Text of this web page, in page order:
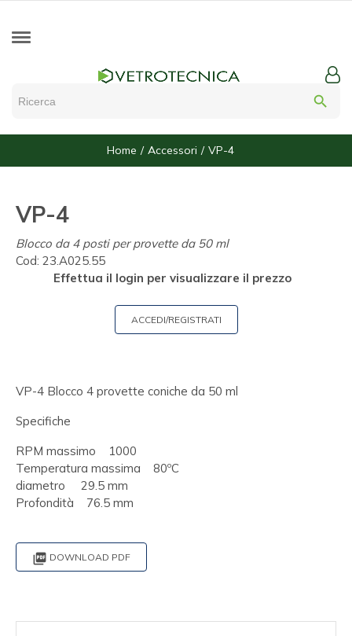
search
Home Accessori VP-4
VP-4
Blocco da 4 posti per provette da 50 ml
Cod: 23.A025.55
Effettua il login per visualizzare il prezzo
ACCEDI/REGISTRATI
VP-4 Blocco 4 provette coniche da 50 ml
Specifiche
RPM massimo 1000
Temperatura massima 80ºC
diametro 29.5 mm
Profondità 76.5 mm
 DOWNLOAD PDF